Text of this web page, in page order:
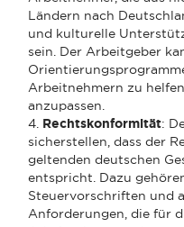
Ländern nach
und kulturelle
sein. Der Arbeitgeber
Arbeitnehmern zu
anzupassen.
4. Rechtskonformität:
sicherstellen, dass der
geltenden deutschen
entspricht. Dazu
Steuervorschriften und
Anforderungen, die für